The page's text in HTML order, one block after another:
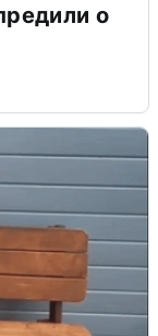
о